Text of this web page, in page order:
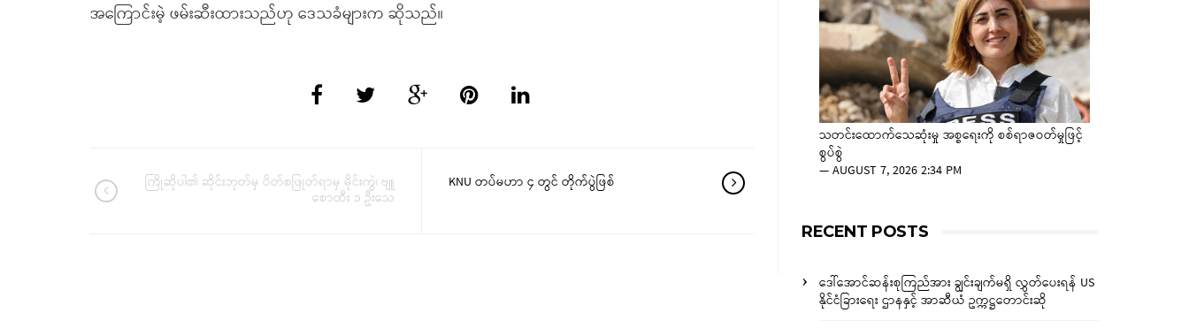
အကြောင်းမဲ့ ဖမ်းဆီးထားသည်ဟု ဒေသခံများက ဆိုသည်။
ကြိုဆိုပါ၏ ဆိုင်းဘုတ်မှ ပိတ်စဖြုတ်ရာမှ မိုင်းကွဲ၊ ဗျူ
စောထီး ၁ ဦးသေ
KNU တပ်မဟာ ၄ တွင် တိုက်ပွဲဖြစ်
သတင်းထောက်သေဆုံးမှု အစ္စရေးကို စစ်ရာဇဝတ်မှုဖြင့်
စွပ်စွဲ
—AUGUST 7, 2026 2:34 PM
RECENT POSTS
ဒေါ်အောင်ဆန်းစုကြည်အား ချွင်းချက်မရှိ လွှတ်ပေးရန် US
နိုင်ငံခြားရေး ဌာနနှင့် အာဆီယံ ဥက္ကဋ္ဌတောင်းဆို